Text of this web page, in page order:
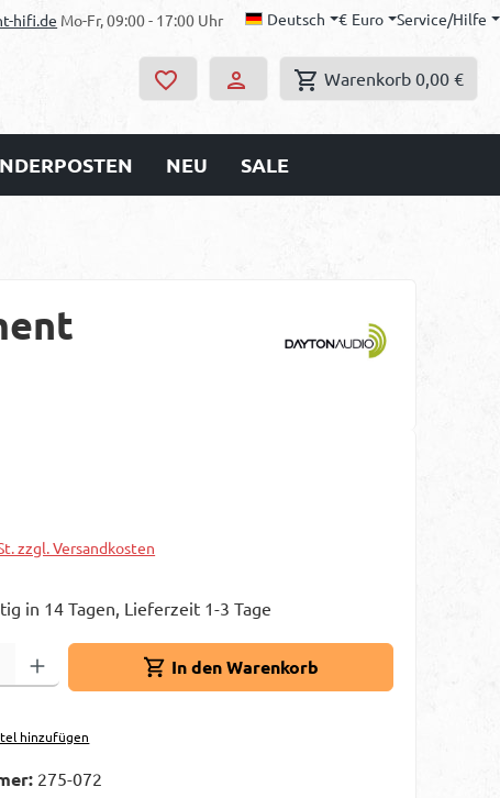
hifi.de Mo-Fr, 09:00 - 17:00 Uhr Deutsch € Euro Service/Hilfe
Warenkorb 0,00 €
NEU SALE
zzgl. Versandkosten
in 14 Tagen, Lieferzeit 1-3 Tage
Gib den gewünschten Wert ein oder benutze die Schaltflächen um die
In den Warenkorb
hinzufügen
275-072